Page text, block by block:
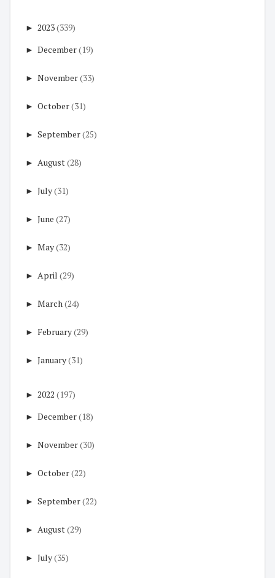
► 2023(339)
► December(19)
► November(33)
► October(31)
► September(25)
► August(28)
► July(31)
► June (27)
► May(32)
► April (29)
► March(24)
► February(29)
► January(31)
► 2022 (197)
► December(18)
► November(30)
► October(22)
► September(22)
► August(29)
► July(35)